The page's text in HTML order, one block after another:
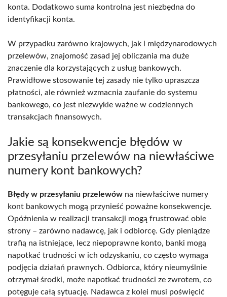
konta. Dodatkowo suma kontrolna jest niezbędna do
identyfikacji konta.
W przypadku zarówno krajowych, jak i międzynarodowych
przelewów, znajomość zasad jej obliczania ma duże
znaczenie dla korzystających z usług bankowych.
Prawidłowe stosowanie tej zasady nie tylko upraszcza
płatności, ale również wzmacnia zaufanie do systemu
bankowego, co jest niezwykle ważne w codziennych
transakcjach finansowych.
Jakie są konsekwencje błędów w
przesyłaniu przelewów na niewłaściwe
numery kont bankowych?
Błędy w przesyłaniu przelewów na niewłaściwe numery
kont bankowych mogą przynieść poważne konsekwencje.
Opóźnienia w realizacji transakcji mogą frustrować obie
strony – zarówno nadawcę, jak i odbiorcę. Gdy pieniądze
trafią na istniejące, lecz niepoprawne konto, banki mogą
napotkać trudności w ich odzyskaniu, co często wymaga
podjęcia działań prawnych. Odbiorca, który nieumyślnie
otrzymał środki, może napotkać trudności ze zwrotem, co
potęguje całą sytuację. Nadawca z kolei musi poświęcić